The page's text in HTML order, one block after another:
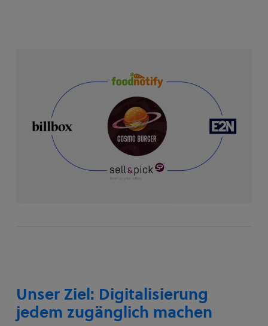
Unser Ziel: Digitalisierung
jedem zugänglich machen